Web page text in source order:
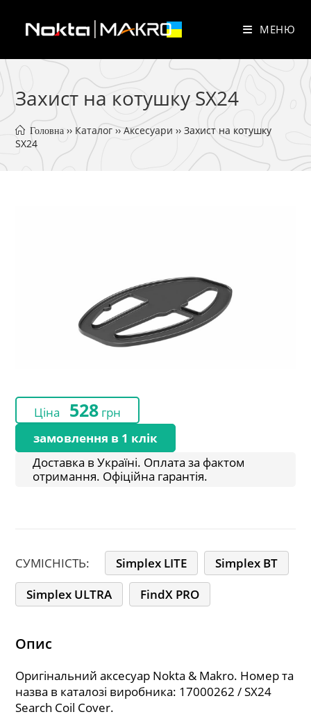
вмісту
МЕНЮ
Захист на котушку SX24
Головна ›› Каталог ›› Аксесуари ›› Захист на котушку
SX24
Ціна 528 грн
замовлення в 1 клік
Доставка в Україні. Оплата за фактом
отримання. Офіційна гарантія.
СУМІСНІСТЬ: Simplex LITE
Simplex BT
Simplex ULTRA
FindX PRO
Опис
Оригінальний аксесуар Nokta & Makro. Номер та
назва в каталозі виробника: 17000262 / SX24
Search Coil Cover.